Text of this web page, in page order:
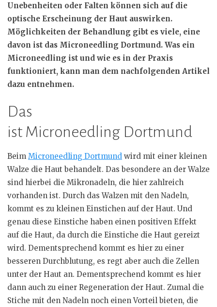
Unebenheiten oder Falten können sich auf die
optische Erscheinung der Haut auswirken.
Möglichkeiten der Behandlung gibt es viele, eine
davon ist das Microneedling Dortmund. Was ein
Microneedling ist und wie es in der Praxis
funktioniert, kann man dem nachfolgenden Artikel
dazu entnehmen.
Das
ist Microneedling Dortmund
Beim Microneedling Dortmund wird mit einer kleinen
Walze die Haut behandelt. Das besondere an der Walze
sind hierbei die Mikronadeln, die hier zahlreich
vorhanden ist. Durch das Walzen mit den Nadeln,
kommt es zu kleinen Einstichen auf der Haut. Und
genau diese Einstiche haben einen positiven Effekt
auf die Haut, da durch die Einstiche die Haut gereizt
wird. Dementsprechend kommt es hier zu einer
besseren Durchblutung, es regt aber auch die Zellen
unter der Haut an. Dementsprechend kommt es hier
dann auch zu einer Regeneration der Haut. Zumal die
Stiche mit den Nadeln noch einen Vorteil bieten, die